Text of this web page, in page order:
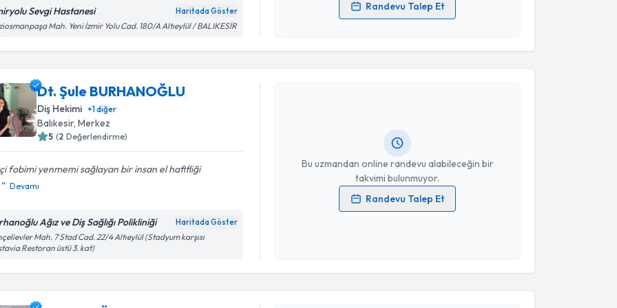
Sevgi Hastanesi Haritada Göster
Mah. Yeni İzmir Yolu Cad. 180/A Altıeylül / BALIKESİR
Randevu Talep Et
Kişisel verilerimin işlenmesine ilişkinAydınlatma Metni
Dt. Şule BURHANOĞLU
Diş Hekimi +1diğer
Balıkesir, Merkez
5 (2 Değerlendirme)
fobimi yenmemi sağlayan bir insan el hafifliği
Devamı
Ağız ve Diş Sağlığı Polikliniği Haritada Göster
Mah. 7 Stad Cad. 22/4 Altıeylül (Stadyum karşısı
Restoran üstü 3. kat)
Bu uzmandan online randevu alabileceğin bir
takvimi bulunmuyor.
Randevu Talep Et
Kişisel verilerimin işlenmesine ilişkinAydınlatma Metni